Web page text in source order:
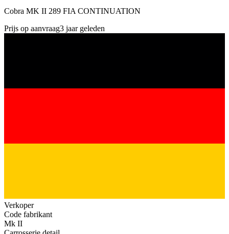
Cobra MK II 289 FIA CONTINUATION
Prijs op aanvraag3 jaar geleden
Verkoper
Code fabrikant
Mk II